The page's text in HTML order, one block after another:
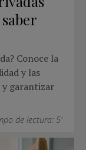
Conoce la
y las
y garantizar
de lectura: 5'